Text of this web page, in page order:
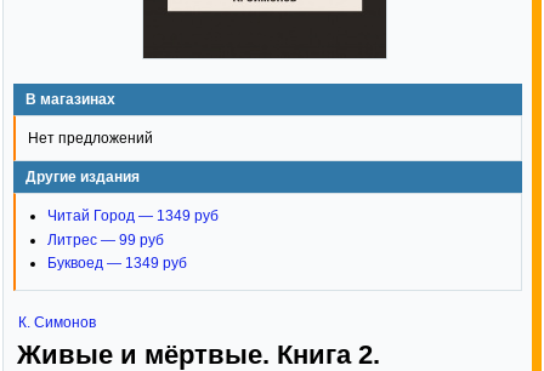
В магазинах
Нет предложений
Другие издания
Читай Город — 1349 руб
Литрес — 99 руб
Буквоед — 1349 руб
К. Симонов
Живые и мёртвые. Книга 2.